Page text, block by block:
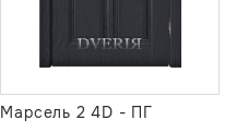
Марсель 2 4D - ПГ